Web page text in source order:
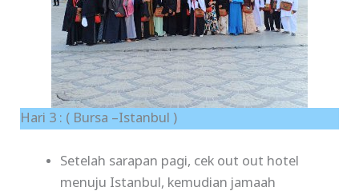
Hari 3 : ( Bursa –Istanbul )
Setelah sarapan pagi, cek out out hotel
menuju Istanbul, kemudian jamaah